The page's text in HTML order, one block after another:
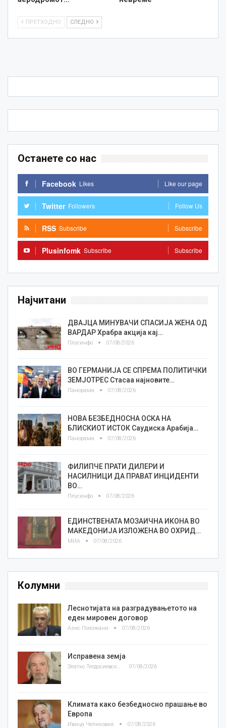
ПРЕТХОДНО СЛЕДНО
Останете со нас
Facebook Likes Like our page
Twitter Followers Follow Us
RSS Subscribe Subscribe
Plusinfomk Subscribe Subscribe
Најчитани
ДВАЈЦА МИНУВАЧИ СПАСИЈА ЖЕНА ОД
ВАРДАР Храбра акција кај…
Плусинфо 07/08/2026
ВО ГЕРМАНИЈА СЕ СПРЕМА ПОЛИТИЧКИ
ЗЕМЈОТРЕС Стасаа најновите…
Панорама 07/08/2026
НОВА БЕЗБЕДНОСНА ОСКА НА
БЛИСКИОТ ИСТОК Саудиска Арабија…
Панорама 07/08/2026
ФИЛИПЧЕ ПРАТИ ДИЛЕРИ И
НАСИЛНИЦИ ДА ПРАВАТ ИНЦИДЕНТИ
ВО…
Плусинфо 07/08/2026
ЕДИНСТВЕНАТА МОЗАИЧНА ИКОНА ВО
МАКЕДОНИЈА ИЗЛОЖЕНА ВО ОХРИД…
МИА 07/08/2026
Колумни
Леснотијата на разградувањетото на
еден мировен договор
Азис Положани 07/08/2026
Исправена земја
Златко Теодосиевски 07/08/2026
Климата како безбедносно прашање во
Европа
Ивица Челиковиќ 07/08/2026